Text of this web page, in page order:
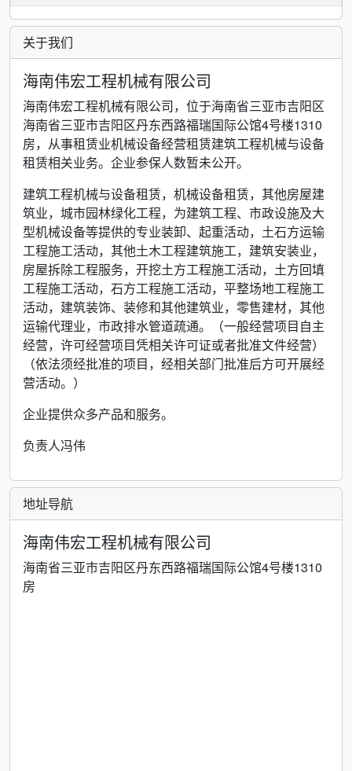
关于我们
海南伟宏工程机械有限公司
海南伟宏工程机械有限公司，位于海南省三亚市吉阳区
海南省三亚市吉阳区丹东西路福瑞国际公馆4号楼1310
房，从事租赁业机械设备经营租赁建筑工程机械与设备
租赁相关业务。企业参保人数暂未公开。
建筑工程机械与设备租赁，机械设备租赁，其他房屋建
筑业，城市园林绿化工程，为建筑工程、市政设施及大
型机械设备等提供的专业装卸、起重活动，土石方运输
工程施工活动，其他土木工程建筑施工，建筑安装业，
房屋拆除工程服务，开挖土方工程施工活动，土方回填
工程施工活动，石方工程施工活动，平整场地工程施工
活动，建筑装饰、装修和其他建筑业，零售建材，其他
运输代理业，市政排水管道疏通。（一般经营项目自主
经营，许可经营项目凭相关许可证或者批准文件经营）
（依法须经批准的项目，经相关部门批准后方可开展经
营活动。）
企业提供众多产品和服务。
负责人冯伟
地址导航
海南伟宏工程机械有限公司
海南省三亚市吉阳区丹东西路福瑞国际公馆4号楼1310
房